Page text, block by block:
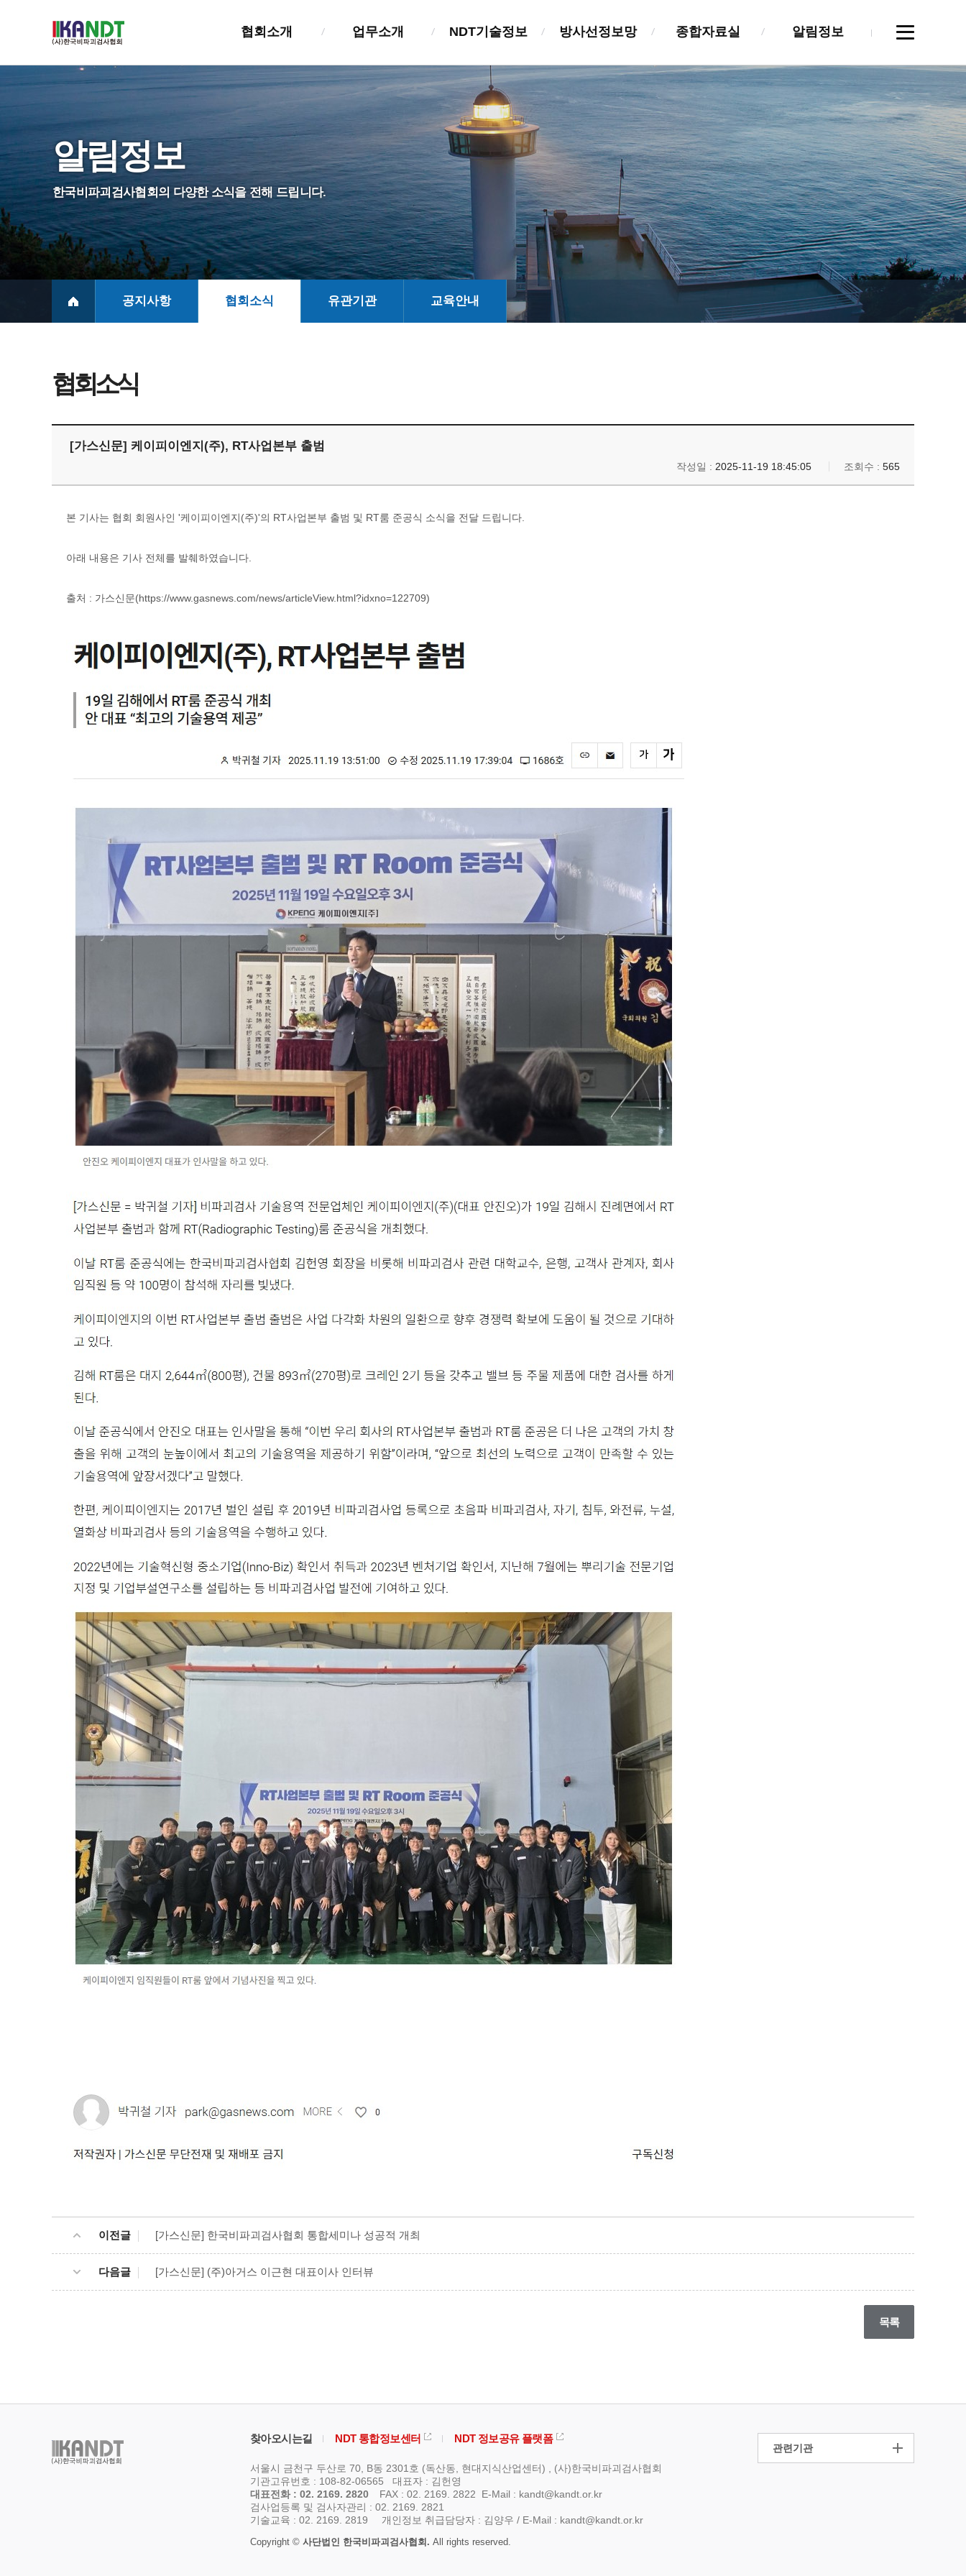
협회소개
인사말
설립목적및연혁
조직및기능
정관
NDT진흥법
회원사 및 회훈
찾아오시는길
업무소개
검사업등록
검사자관리
기술교육훈련
정보관리체계구축
실태조사
NDT기술정보
비파괴검사
검사장비
표준품셈
검사표준
기술기준
방사선정보망
방사선이란?
작업자수칙
방사선정보망
방사선관련정보
종합자료실 알림정보
협회소식
유관기관
교육안내
구인/구직
알림정보
한국비파괴검사협회의 다양한 소식을 전해 드립니다.
공지사항 협회소식 유관기관 교육안내
협회소식
[가스신문] 케이피이엔지(주), RT사업본부 출범
작성일 : 2025-11-19 18:45:05 조회수 : 565
본 기사는 협회 회원사인 '케이피이엔지(주)'의 RT사업본부 출범 및 RT룸 준공식 소식을 전달 드립니다.
아래 내용은 기사 전체를 발췌하였습니다.
출처 : 가스신문(https://www.gasnews.com/news/articleView.html?idxno=122709)
이전글 [가스신문] 한국비파괴검사협회 통합세미나 성공적 개최
다음글 [가스신문] (주)아거스 이근현 대표이사 인터뷰
목록
찾아오시는길 NDT 통합정보센터 NDT 정보공유 플랫폼
서울시 금천구 두산로 70, B동 2301호 (독산동, 현대지식산업센터) , (사)한국비파괴검사협회
기관고유번호 : 108-82-06565 대표자 : 김헌영
대표전화 : 02. 2169. 2820
FAX : 02. 2169. 2822
E-Mail : kandt@kandt.or.kr
검사업등록 및 검사자관리 : 02. 2169. 2821
기술교육 : 02. 2169. 2819
개인정보 취급담당자 : 김양우 / E-Mail : kandt@kandt.or.kr
관련기관
Copyright © 사단법인 한국비파괴검사협회. All rights reserved.